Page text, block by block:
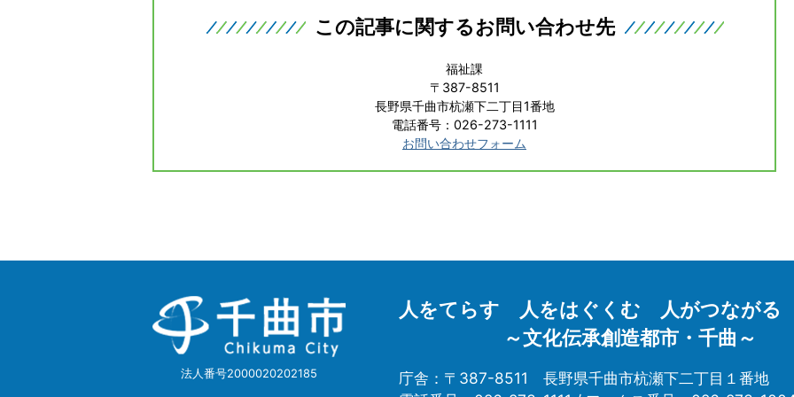
この記事に関するお問い合わせ先
福祉課
〒387-8511
長野県千曲市杭瀬下二丁目1番地
電話番号：026-273-1111
お問い合わせフォーム
千
曲
市
Chikuma
法人番号2000020202185
人をてらす 人をはぐくむ 人がつながる
～文化伝承創造都市・千曲～
庁舎：〒387-8511
長野県千曲市杭瀬下二丁目１番地